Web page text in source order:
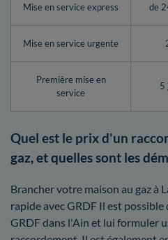
Mise en service express de
Mise en service urgente
Première mise en
service
5
Quel est le prix d'un
gaz, et quelles sont les
Brancher votre maison au gaz à
rapide avec GRDF Il est
GRDF dans l'Ain et lui formuler